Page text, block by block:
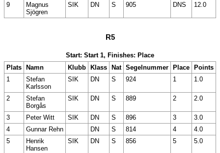
9
Magnus
Sjögren
SIK DN S 905 DNS 12.0
R5
Start: Start 1, Finishes: Place
Plats
Namn Klubb Klass Nat Segelnummer Place
Points
1
Stefan
Karlsson
SIK DN S 924 1 1.0
2
Stefan
Borgås
SIK DN S 889 2 2.0
3 Peter Witt SIK DN S 896 3
3.0
4
Gunnar Rehn DN S 814 4
4.0
5
Henrik
Hansen
SIK DN S 856 5 5.0